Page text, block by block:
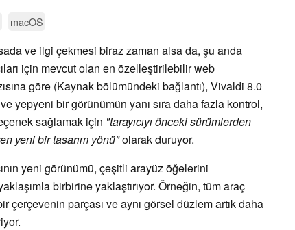
macOS
ve ilgi çekmesi biraz zaman alsa da, şu anda
için mevcut olan en özelleştirilebilir web
göre (Kaynak bölümündeki bağlantı), Vivaldi 8.0
yepyeni bir görünümün yanı sıra daha fazla kontrol,
sağlamak için "tarayıcıyı önceki sürümlerden
yeni bir tasarım yönü"olarak duruyor.
yeni görünümü, çeşitli arayüz öğelerini
birbirine yaklaştırıyor. Örneğin, tüm araç
çerçevenin parçası ve aynı görsel düzlem artık daha